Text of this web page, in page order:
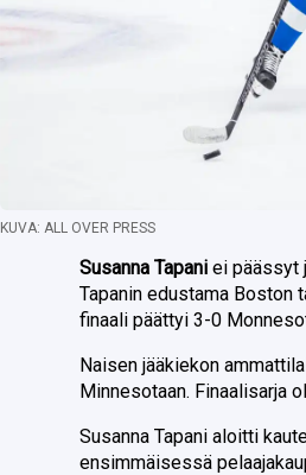
KUVA: ALL OVER PRESS
Susanna Tapani ei päässyt
Tapanin edustama
finaali päättyi 3-0
Naisen jääkiekon
Minnesotaan. Finaalisarja
Susanna Tapani aloitti
ensimmäisessä